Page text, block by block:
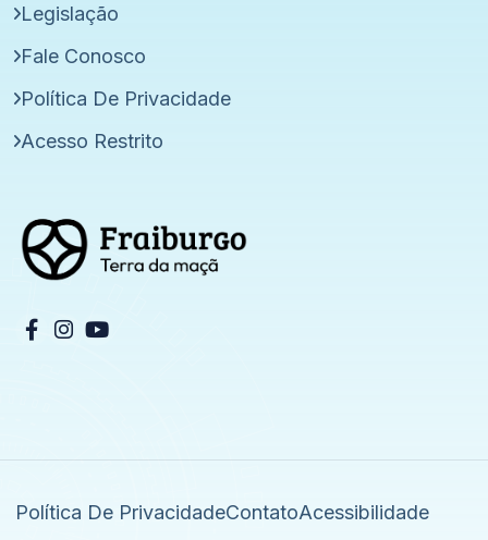
Legislação
Fale Conosco
Política De Privacidade
Acesso Restrito
Política De PrivacidadeContatoAcessibilidade